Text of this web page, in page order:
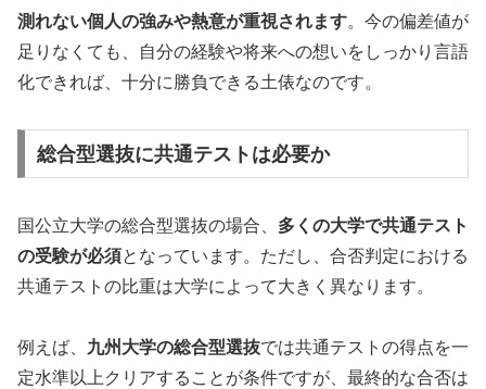
測れない個人の強みや熱意が重視されます。今の偏差値が
足りなくても、自分の経験や将来への想いをしっかり言語
化できれば、十分に勝負できる土俵なのです。
総合型選抜に共通テストは必要か
国公立大学の総合型選抜の場合、 多くの大学で共通テスト
の受験が必須となっています。ただし、合否判定における
共通テストの比重は大学によって大きく異なります。
例えば、 九州大学の総合型選抜では共通テストの得点を一
定水準以上クリアすることが条件ですが、最終的な合否は